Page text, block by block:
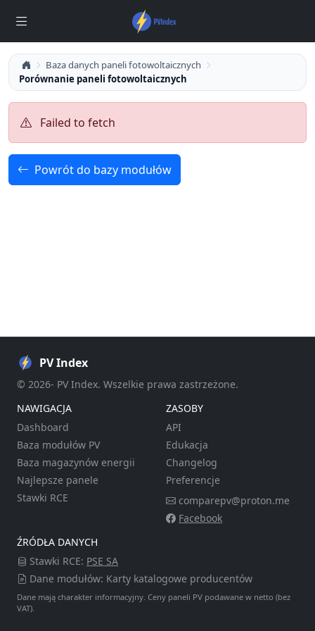
Baza danych paneli fotowoltaicznych
Porównanie paneli fotowoltaicznych
Failed to fetch
Powrót do bazy modułów
PV Index
© 2026- PV Index. Wszelkie prawa zastrzeżone.
NAWIGACJA
Dashboard
Baza modułów PV
Baza magazynów energii
Najlepsze panele
Stawki RCE
ZASOBY
API
Edukacja
Changelog
Preferencje
comparepv@proton.me
Facebook
ŹRÓDŁA DANYCH
Stawki RCE: PSE SA
Dane modułów: Karty katalogowe producentów
Dane mają charakter informacyjny. Ceny paneli PV podawane w netto (bez
VAT).